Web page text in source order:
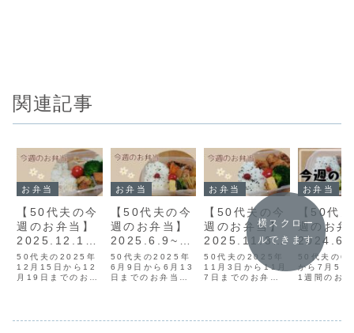
関連記事
お弁当
【50代夫の今
週のお弁当】
2025.12.15~
12.19
50代夫の2025年
12月15日から12
月19日までのお弁
お弁当
【50代夫の今
週のお弁当】
2025.6.9~6.
13
50代夫の2025年
6月9日から6月13
日までのお弁当で
お弁当
【50代夫の今
週のお弁当】
2025.11.3~1
1.7
50代夫の2025年
11月3日から11月
7日までのお弁当
お弁当
【50代
週のお弁
.5
50代夫の6
から7月5日
1週間のお
横スクロー
ルできます